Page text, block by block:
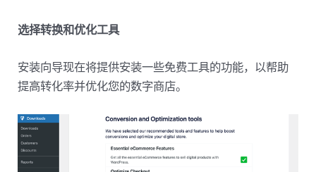
选择转换和优化工具
安装向导现在将提供安装一些免费工具的功能，以帮助
提高转化率并优化您的数字商店。